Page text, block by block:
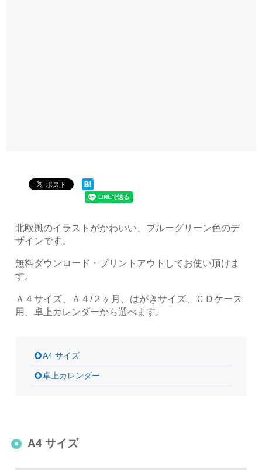
北欧風のイラストがかわいい、ブルーグリーン色のデ
ザインです。
無料ダウンロード・プリントアウトしてお使い頂けま
す。
Ａ４サイズ、Ａ４/２ヶ月、はがきサイズ、ＣＤケース
用、卓上カレンダーから選べます。
A4 サイズ
卓上カレンダー
A4 サイズ